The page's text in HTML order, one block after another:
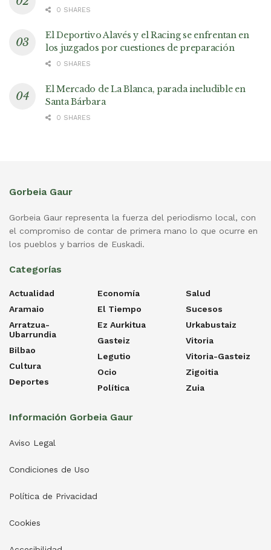
0 SHARES
El Deportivo Alavés y el Racing se enfrentan en
los juzgados por cuestiones de preparación
0 SHARES
El Mercado de La Blanca, parada ineludible en
Santa Bárbara
0 SHARES
Gorbeia Gaur
Gorbeia Gaur representa la fuerza del periodismo local, con
el compromiso de contar de primera mano lo que ocurre en
los pueblos y barrios de Euskadi.
Categorías
Actualidad
Aramaio
Arratzua-
Ubarrundia
Bilbao
Cultura
Deportes
Economía
El Tiempo
Ez Aurkitua
Gasteiz
Legutio
Ocio
Política
Salud
Sucesos
Urkabustaiz
Vitoria
Vitoria-Gasteiz
Zigoitia
Zuia
Información Gorbeia Gaur
Aviso Legal
Condiciones de Uso
Política de Privacidad
Cookies